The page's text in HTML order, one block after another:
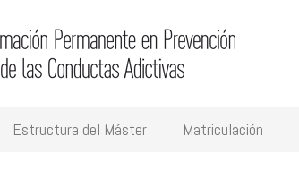
Estructura del Máster Matriculación